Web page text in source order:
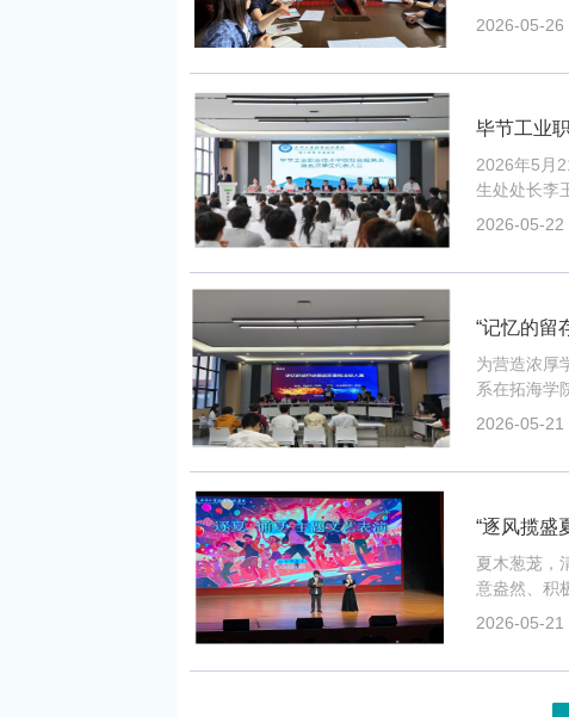
2026-05-26
毕节工业
2026年5月
生处处长李
2026-05-22
“记忆的留
为营造浓厚
系在拓海学
2026-05-21
“逐风揽盛
夏木葱茏，
意盎然、积
2026-05-21